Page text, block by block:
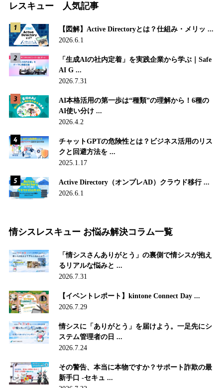
レスキュー 人気記事
【図解】Active Directoryとは？仕組み・メリッ ...
2026.6.1
「生成AIの社内定着」を実践企業から学ぶ｜Safe
AI G ...
2026.7.31
AI本格活用の第一歩は“種類”の理解から！6種の
AI使い分け ...
2026.4.2
チャットGPTの危険性とは？ビジネス活用のリス
クと回避方法を ...
2025.1.17
Active Directory（オンプレAD）クラウド移行 ...
2026.6.1
情シスレスキュー お悩み解決コラム一覧
「情シスさんありがとう」の裏側で情シスが抱え
るリアルな悩みと ...
2026.7.31
【イベントレポート】kintone Connect Day ...
2026.7.29
情シスに「ありがとう」を届けよう。一足先にシ
ステム管理者の日 ...
2026.7.24
その警告、本当に本物ですか？サポート詐欺の最
新手口 -セキュ ...